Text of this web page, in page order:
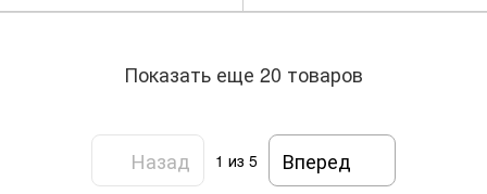
Показать еще 20 товаров
Назад 1 из 5 Вперед